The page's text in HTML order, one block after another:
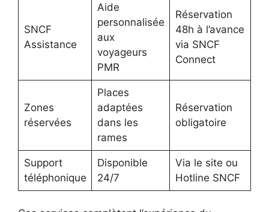
SNCF
Assistance
Aide
personnalisée
aux
voyageurs
PMR
Réservation
48h à l’avance
via SNCF
Connect
Zones
réservées
Places
adaptées
dans les
rames
Réservation
obligatoire
Support
téléphonique
Disponible
24/7
Via le site ou
Hotline SNCF